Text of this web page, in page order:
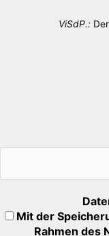
ViSdP.:
Mit der
Rahmen des